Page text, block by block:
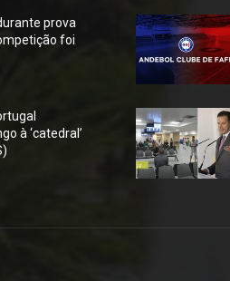
prova
foi
à ‘catedral’